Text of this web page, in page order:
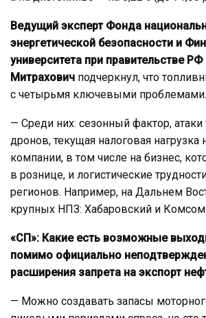
Ведущий эксперт Фонда
энергетической безопасности и
университета при правительстве
Митрахович подчеркнул, что
с четырьмя ключевыми проблемами.
— Среди них: сезонный фактор, атаки
дронов, текущая налоговая нагрузка
компании, в том числе на бизнес,
в рознице, и логистические
регионов. Например, на Дальнем
крупных НПЗ: Хабаровский и
«СП»: Какие есть возможные
помимо официально
расширения запрета на экспорт
— Можно создавать запасы